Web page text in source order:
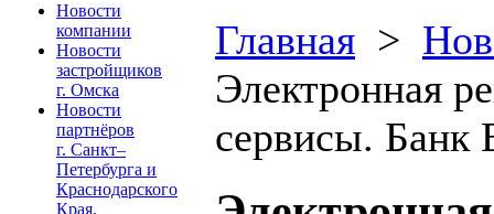
Новости
компании
Новости
застройщиков
г. Омска
Новости
партнёров
г. Санкт–
Петербурга и
Краснодарского
Края.
Главная >
Электронная
сервисы. Банк